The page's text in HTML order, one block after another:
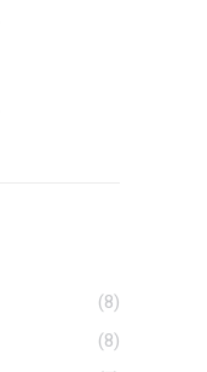
(8)
(8)